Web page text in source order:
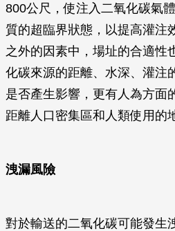
800公尺，使注入二氧化碳氣
質的超臨界狀態，以提高灌注
之外的因素中，場址的合適性
化碳來源的距離、水深、灌注
是否產生影響，更有人為方面
距離人口密集區和人類使用的
洩漏風險
對於輸送的二氧化碳可能發生